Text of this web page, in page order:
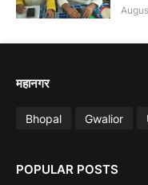
महानगर
Bhopal Gwalior
POPULAR POSTS